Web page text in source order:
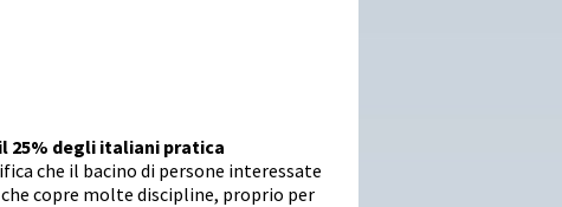
25% degli italiani pratica
che il bacino di persone interessate
copre molte discipline, proprio per